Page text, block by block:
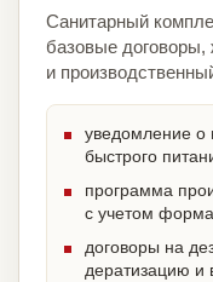
Санитарный
базовые
и
уведомление о
быстрого
программа
с учетом
договоры на
дератизацию и